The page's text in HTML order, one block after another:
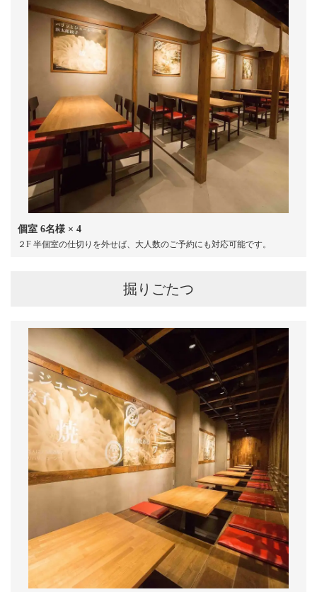
個室 6名様 × 4
２F 半個室の仕切りを外せば、大人数のご予約にも対応可能です。
掘りごたつ
この店舗情報をシェアする
お席 | 【浜松居酒屋】浜松餃子 浜太郎（浜松駅前店）
静岡県浜松市中央区田町330-22
https://hamatarou-ta.owst.jp/seats
お店情報をコピー